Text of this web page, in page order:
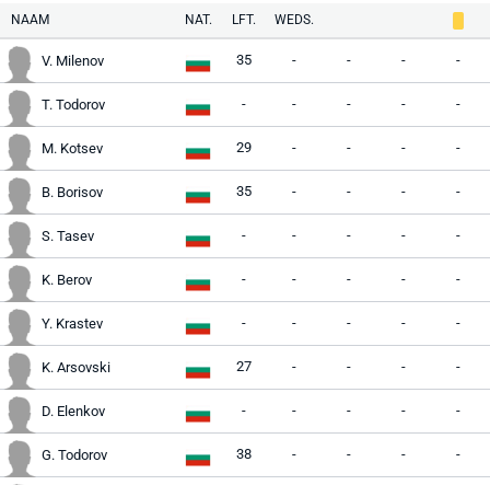
NAAM NAT. LFT. WEDS.
V. Milenov 35 - - - -
T. Todorov - - - - -
M. Kotsev 29 - - - -
B. Borisov 35 - - - -
S. Tasev - - - - -
K. Berov - - - - -
Y. Krastev - - - - -
K. Arsovski 27 - - - -
D. Elenkov - - - - -
G. Todorov 38 - - - -